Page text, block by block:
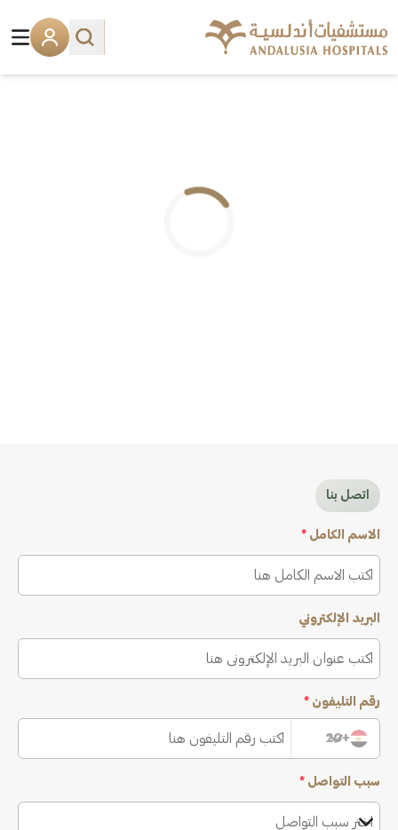
اتصل بنا
الاسم الكامل *
البريد الإلكتروني
رقم التليفون *
+20
سبب التواصل *
اختر سبب التواصل